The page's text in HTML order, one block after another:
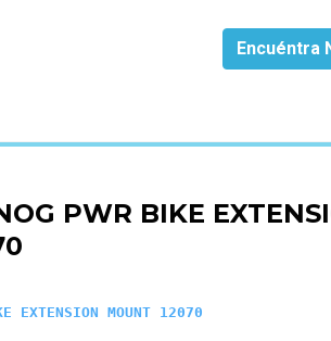
Encuéntra
PWR BIKE
EXTENSION MOUNT 12070